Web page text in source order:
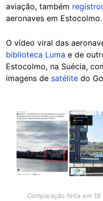
aviação, também
aeronaves em Estocolmo.
O vídeo viral das
biblioteca Luma e de
Estocolmo, na Suécia,
imagens de satélite do
Image
Comparação feita em